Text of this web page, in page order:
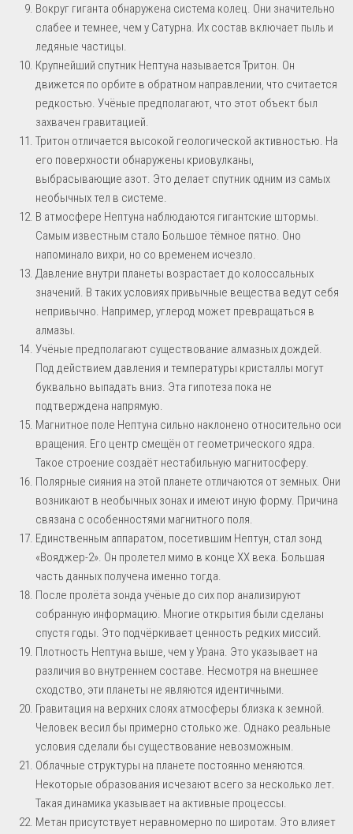
Вокруг гиганта обнаружена система колец. Они значительно
слабее и темнее, чем у Сатурна. Их состав включает пыль и
ледяные частицы.
Крупнейший спутник Нептуна называется Тритон. Он
движется по орбите в обратном направлении, что считается
редкостью. Учёные предполагают, что этот объект был
захвачен гравитацией.
Тритон отличается высокой геологической активностью. На
его поверхности обнаружены криовулканы,
выбрасывающие азот. Это делает спутник одним из самых
необычных тел в системе.
В атмосфере Нептуна наблюдаются гигантские штормы.
Самым известным стало Большое тёмное пятно. Оно
напоминало вихри, но со временем исчезло.
Давление внутри планеты возрастает до колоссальных
значений. В таких условиях привычные вещества ведут себя
непривычно. Например, углерод может превращаться в
алмазы.
Учёные предполагают существование алмазных дождей.
Под действием давления и температуры кристаллы могут
буквально выпадать вниз. Эта гипотеза пока не
подтверждена напрямую.
Магнитное поле Нептуна сильно наклонено относительно оси
вращения. Его центр смещён от геометрического ядра.
Такое строение создаёт нестабильную магнитосферу.
Полярные сияния на этой планете отличаются от земных. Они
возникают в необычных зонах и имеют иную форму. Причина
связана с особенностями магнитного поля.
Единственным аппаратом, посетившим Нептун, стал зонд
«Вояджер-2». Он пролетел мимо в конце XX века. Большая
часть данных получена именно тогда.
После пролёта зонда учёные до сих пор анализируют
собранную информацию. Многие открытия были сделаны
спустя годы. Это подчёркивает ценность редких миссий.
Плотность Нептуна выше, чем у Урана. Это указывает на
различия во внутреннем составе. Несмотря на внешнее
сходство, эти планеты не являются идентичными.
Гравитация на верхних слоях атмосферы близка к земной.
Человек весил бы примерно столько же. Однако реальные
условия сделали бы существование невозможным.
Облачные структуры на планете постоянно меняются.
Некоторые образования исчезают всего за несколько лет.
Такая динамика указывает на активные процессы.
Метан присутствует неравномерно по широтам. Это влияет